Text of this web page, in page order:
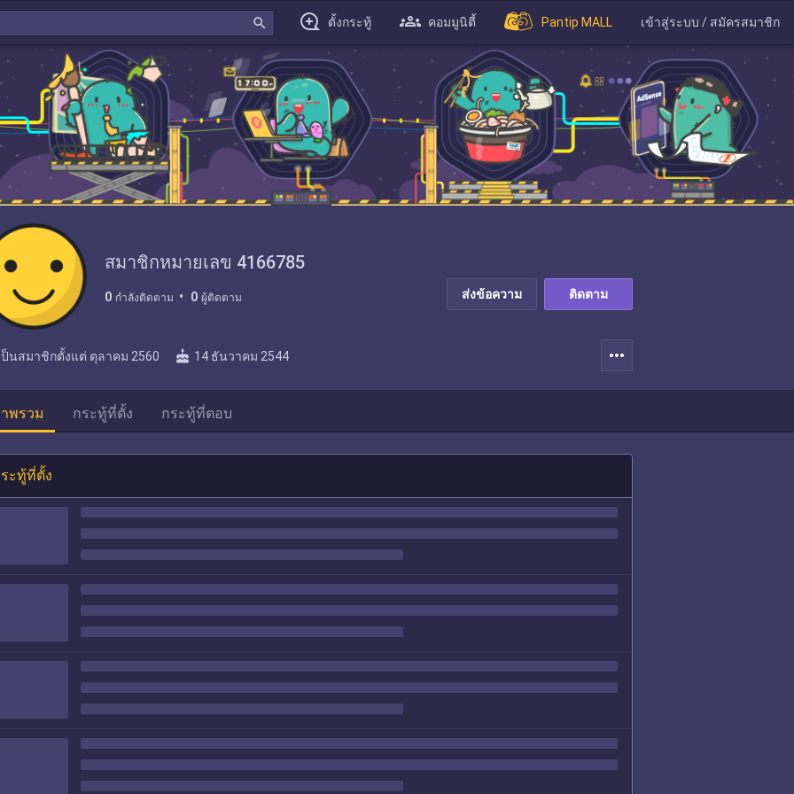
search ตั้งกระทู้ คอมมูนิตี้ Pantip MALL เข้าสู่ระบบ / สมัครสมาชิก
สมาชิกหมายเลข 4166785
0 กำลังติดตาม 0 ผู้ติดตาม ส่งข้อความ ติดตาม
ป็นสมาชิกตั้งแต่ ตุลาคม 2560 cake 14 ธันวาคม 2544 more_horiz
พรวม กระทู้ที่ตั้ง กระทู้ที่ตอบ
ะทู้ที่ตั้ง